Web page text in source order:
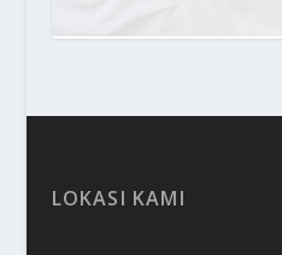
LOKASI KAMI